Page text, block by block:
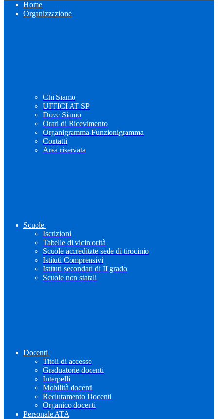
Home
Organizzazione
Chi Siamo
UFFICI AT SP
Dove Siamo
Orari di Ricevimento
Organigramma-Funzionigramma
Contatti
Area riservata
Scuole
Iscrizioni
Tabelle di viciniorità
Scuole accreditate sede di tirocinio
Istituti Comprensivi
Istituti secondari di II grado
Scuole non statali
Docenti
Titoli di accesso
Graduatorie docenti
Interpelli
Mobilità docenti
Reclutamento Docenti
Organico docenti
Personale ATA